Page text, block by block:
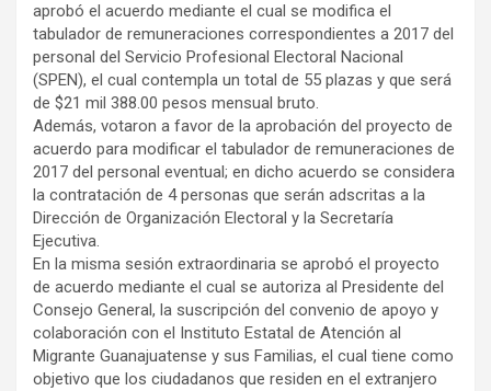
aprobó el acuerdo mediante el cual se modifica el
tabulador de remuneraciones correspondientes a 2017 del
personal del Servicio Profesional Electoral Nacional
(SPEN), el cual contempla un total de 55 plazas y que será
de $21 mil 388.00 pesos mensual bruto.
Además, votaron a favor de la aprobación del proyecto de
acuerdo para modificar el tabulador de remuneraciones de
2017 del personal eventual; en dicho acuerdo se considera
la contratación de 4 personas que serán adscritas a la
Dirección de Organización Electoral y la Secretaría
Ejecutiva.
En la misma sesión extraordinaria se aprobó el proyecto
de acuerdo mediante el cual se autoriza al Presidente del
Consejo General, la suscripción del convenio de apoyo y
colaboración con el Instituto Estatal de Atención al
Migrante Guanajuatense y sus Familias, el cual tiene como
objetivo que los ciudadanos que residen en el extranjero